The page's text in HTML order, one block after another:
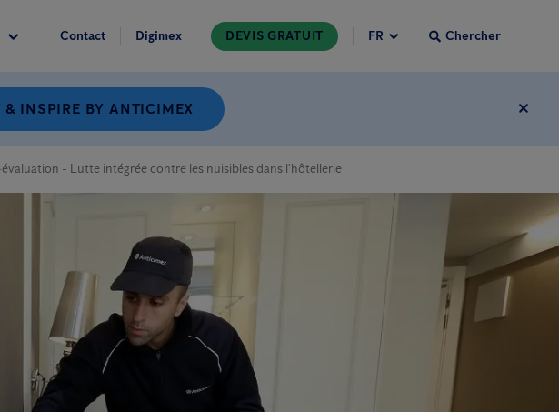
Contact Digimex DEVIS GRATUIT Chercher
INSPIRE BY ANTICIMEX
- Lutte intégrée contre les nuisibles dans l'hôtellerie